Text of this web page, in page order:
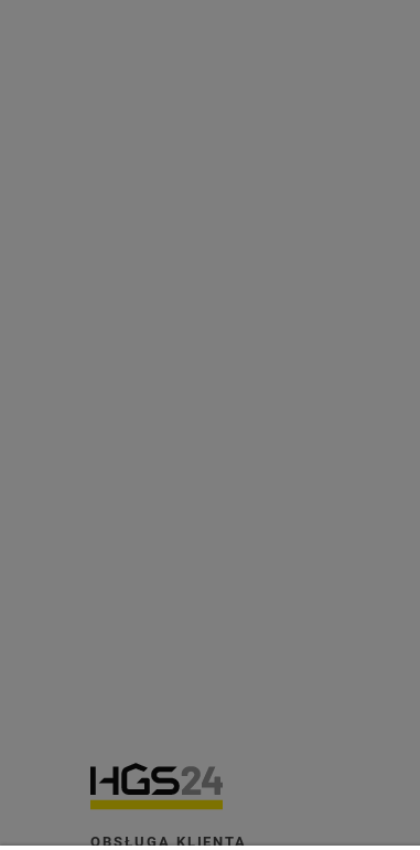
OBSŁUGA KLIENTA